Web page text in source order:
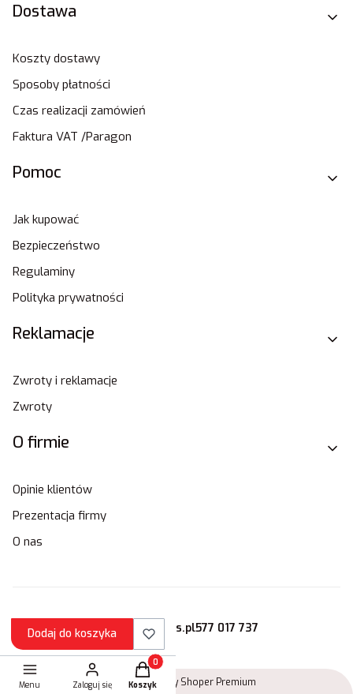
Dostawa
Koszty dostawy
Sposoby płatności
Czas realizacji zamówień
Faktura VAT /Paragon
Pomoc
Jak kupować
Bezpieczeństwo
Regulaminy
Polityka prywatności
Reklamacje
Zwroty i reklamacje
Zwroty
O firmie
Opinie klientów
Prezentacja firmy
O nas
sklep@stamats.pl577 017 737
Sklep internetowyShoper Premium
Dodaj do koszyka
Menu Zaloguj się
Produkty w koszyku: 0. Zobacz szczegóły
Koszyk